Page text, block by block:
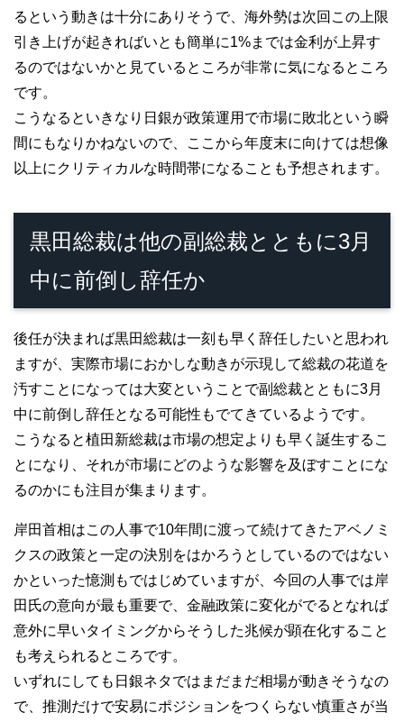
るという動きは十分にありそうで、海外勢は次回この上限
引き上げが起きればいとも簡単に1%までは金利が上昇す
るのではないかと見ているところが非常に気になるところ
です。
こうなるといきなり日銀が政策運用で市場に敗北という瞬
間にもなりかねないので、ここから年度末に向けては想像
以上にクリティカルな時間帯になることも予想されます。
黒田総裁は他の副総裁とともに3月
中に前倒し辞任か
後任が決まれば黒田総裁は一刻も早く辞任したいと思われ
ますが、実際市場におかしな動きが示現して総裁の花道を
汚すことになっては大変ということで副総裁とともに3月
中に前倒し辞任となる可能性もでてきているようです。
こうなると植田新総裁は市場の想定よりも早く誕生するこ
とになり、それが市場にどのような影響を及ぼすことにな
るのかにも注目が集まります。
岸田首相はこの人事で10年間に渡って続けてきたアベノミ
クスの政策と一定の決別をはかろうとしているのではない
かといった憶測もではじめていますが、今回の人事では岸
田氏の意向が最も重要で、金融政策に変化がでるとなれば
意外に早いタイミングからそうした兆候が顕在化すること
も考えられるところです。
いずれにしても日銀ネタではまだまだ相場が動きそうなの
で、推測だけで安易にポジションをつくらない慎重さが当